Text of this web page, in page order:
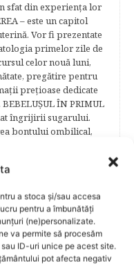
a stoca și/sau accesa
pentru a îmbunătăți
(ne)personalizate.
va permite să procesăm
ID-uri unice pe acest site.
pot afecta negativ
sfat din experienţa lor
– este un capitol
Vor fi prezentate
primelor zile de
celor nouă luni,
pregătire pentru
preţioase dedicate
ÎN PRIMUL
îngrijirii sugarului.
bontului ombilical,
6 ANI – este un capitol
din primul an şi până
îl îngrijească în aşa fel
– este un capitol
educi copilul în aşa fel
sigure. FAMILIA –
ce conţine o serie
– este un